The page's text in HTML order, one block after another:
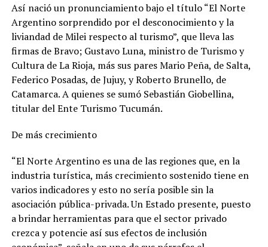
Así nació un pronunciamiento bajo el título “El Norte
Argentino sorprendido por el desconocimiento y la
liviandad de Milei respecto al turismo”, que lleva las
firmas de Bravo; Gustavo Luna, ministro de Turismo y
Cultura de La Rioja, más sus pares Mario Peña, de Salta,
Federico Posadas, de Jujuy, y Roberto Brunello, de
Catamarca. A quienes se sumó Sebastián Giobellina,
titular del Ente Turismo Tucumán.
De más crecimiento
“El Norte Argentino es una de las regiones que, en la
industria turística, más crecimiento sostenido tiene en
varios indicadores y esto no sería posible sin la
asociación pública-privada. Un Estado presente, puesto
a brindar herramientas para que el sector privado
crezca y potencie así sus efectos de inclusión